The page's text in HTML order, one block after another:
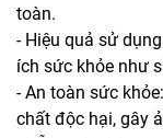
toàn.
- Hiệu quả sử
ích sức khỏe như
- An toàn sức
chất độc hại, gây